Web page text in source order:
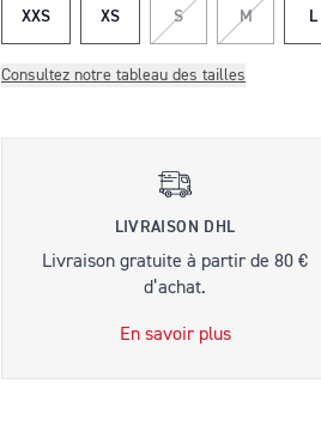
XXS XS S M L
Consultez notre tableau des tailles
LIVRAISON DHL
Livraison gratuite à partir de 80 €
d’achat.
En savoir plus